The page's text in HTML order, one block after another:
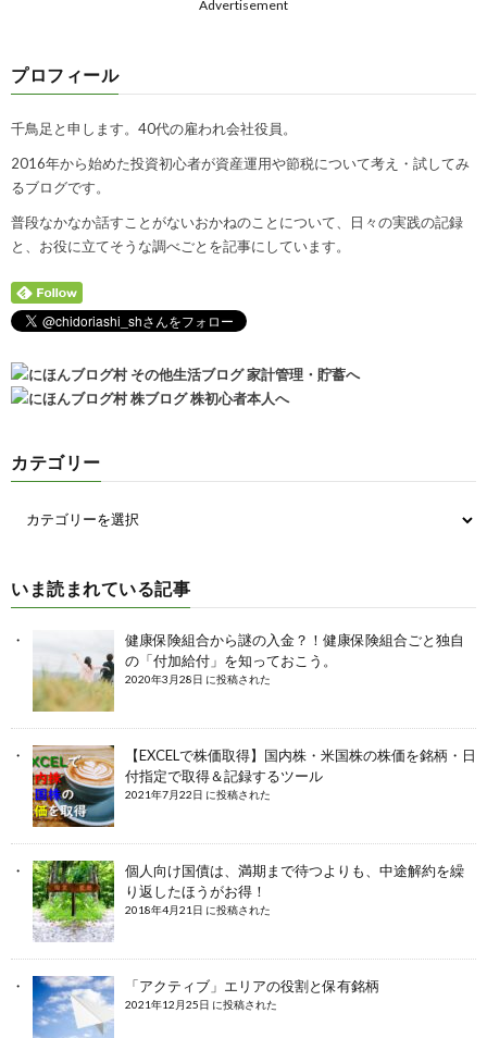
Advertisement
プロフィール
千鳥足と申します。40代の雇われ会社役員。
2016年から始めた投資初心者が資産運用や節税について考え・試してみ
るブログです。
普段なかなか話すことがないおかねのことについて、日々の実践の記録
と、お役に立てそうな調べごとを記事にしています。
カテゴリー
いま読まれている記事
健康保険組合から謎の入金？！健康保険組合ごと独自
の「付加給付」を知っておこう。
2020年3月28日 に投稿された
【EXCELで株価取得】国内株・米国株の株価を銘柄・日
付指定で取得＆記録するツール
2021年7月22日 に投稿された
個人向け国債は、満期まで待つよりも、中途解約を繰
り返したほうがお得！
2018年4月21日 に投稿された
「アクティブ」エリアの役割と保有銘柄
2021年12月25日 に投稿された